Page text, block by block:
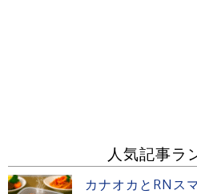
人気記事ラ
カナオカとRNス